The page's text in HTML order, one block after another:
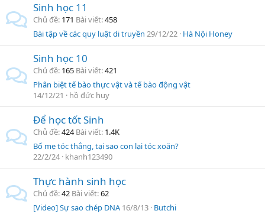
Sinh học 11
Chủ đề 171 Bài viết 458
Bài tập về các quy luật di truyền 29/12/22 Hà Nội Honey
Sinh học 10
Chủ đề 165 Bài viết 421
Phân biệt tế bào thực vật và tế bào động vật
14/12/21
hồ đức huy
Để học tốt Sinh
Chủ đề 424 Bài viết 1.4K
Bố mẹ tóc thẳng, tại sao con lại tóc xoăn?
22/2/24 khanh123490
Thực hành sinh học
Chủ đề 42 Bài viết 62
[Video] Sự sao chép DNA 16/8/13 Butchi